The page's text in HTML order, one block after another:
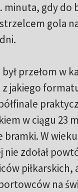
minuta, gdy do
gola
był przełom
jakiego
w ciągu 23
bramki. W
nie zdołał
piłkarskich,
na